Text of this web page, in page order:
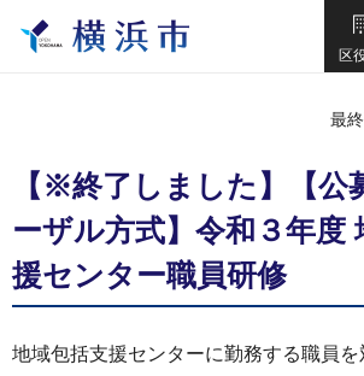
区
最
【※終了しました】【公
ーザル⽅式】令和３年度
援センター職員研修
地域包括支援センターに勤務する職員